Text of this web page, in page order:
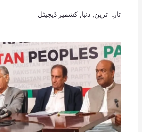
تازہ ترین دنیا کشمیر ڈیجیٹل